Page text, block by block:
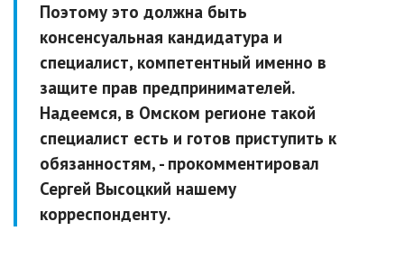
Поэтому это должна быть
консенсуальная кандидатура и
специалист, компетентный именно в
защите прав предпринимателей.
Надеемся, в Омском регионе такой
специалист есть и готов приступить к
обязанностям, - прокомментировал
Сергей Высоцкий нашему
корреспонденту.